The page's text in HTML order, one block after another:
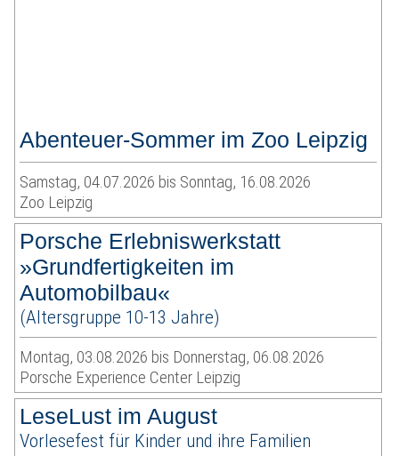
Abenteuer-Sommer im Zoo Leipzig
Samstag, 04.07.2026 bis Sonntag, 16.08.2026
Zoo Leipzig
Porsche Erlebniswerkstatt
»Grundfertigkeiten im
Automobilbau«
(Altersgruppe 10-13 Jahre)
Montag, 03.08.2026 bis Donnerstag, 06.08.2026
Porsche Experience Center Leipzig
LeseLust im August
Vorlesefest für Kinder und ihre Familien